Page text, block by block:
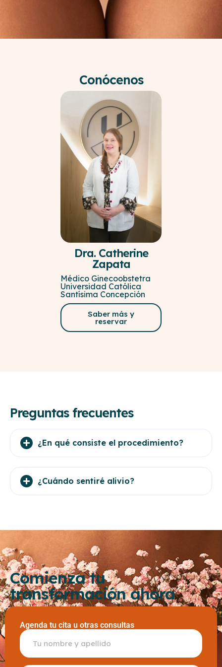
Conócenos
Dra. Catherine
Zapata
Médico Ginecoobstetra
Universidad Católica
Santísima Concepción
Saber más y
reservar
Preguntas frecuentes
¿En qué consiste el procedimiento?
¿Cuándo sentiré alivio?
Comienza tu
transformación ahora
Agenda tu cita u otras consultas